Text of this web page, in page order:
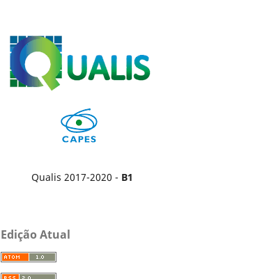
Qualis 2017-2020 - B1
Edição Atual